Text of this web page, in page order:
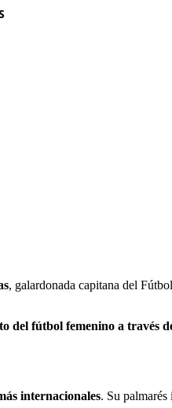
, galardonada capitana del
del fútbol femenino a través
internacionales. Su